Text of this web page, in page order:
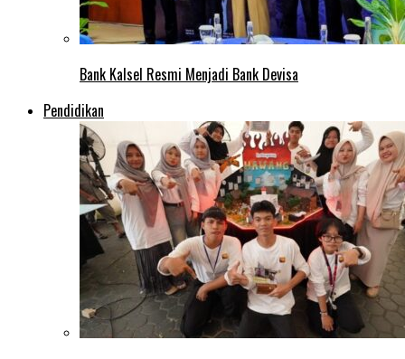
Bank Kalsel Resmi Menjadi Bank Devisa
Pendidikan